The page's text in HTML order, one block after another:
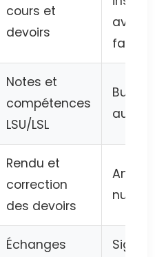
cours et
devoirs
avec
Notes et
compétences
LSU/LSL
Rendu et
correction
des devoirs
Échanges